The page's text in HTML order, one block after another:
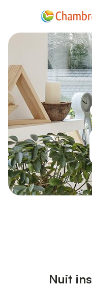
Nuit